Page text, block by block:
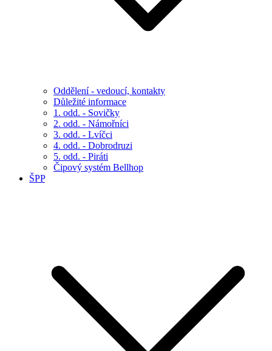
Oddělení - vedoucí, kontakty
Důležité informace
1. odd. - Sovičky
2. odd. - Námořníci
3. odd. - Lvíčci
4. odd. - Dobrodruzi
5. odd. - Piráti
Čipový systém Bellhop
ŠPP